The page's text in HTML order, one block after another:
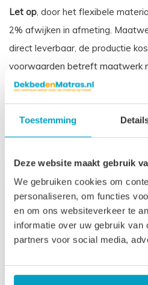
Toestemming
Deze website maakt gebruik
We gebruiken cookies om
personaliseren, om functies
en om ons websiteverkeer te
informatie over uw gebruik van
partners voor social media,
Let op, door het flexibele
2% afwijken in afmeting.
direct leverbaar, de productie
voorwaarden betreft maatwerk
naar onzealgemene voorwaarden